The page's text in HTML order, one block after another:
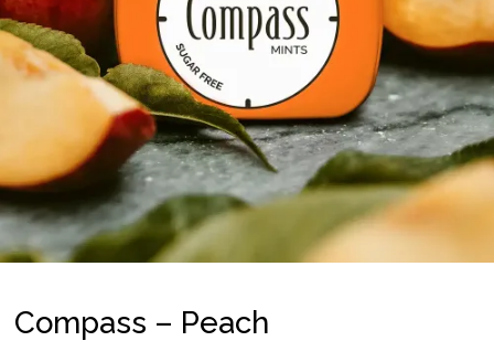
Compass – Peach